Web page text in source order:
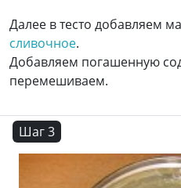
Далее в тесто добавляем
сливочное.
Добавляем погашенную
перемешиваем.
Шаг 3